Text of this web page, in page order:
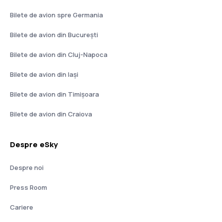
Bilete de avion spre Germania
Bilete de avion din București
Bilete de avion din Cluj-Napoca
Bilete de avion din Iași
Bilete de avion din Timișoara
Bilete de avion din Craiova
Despre eSky
Despre noi
Press Room
Cariere